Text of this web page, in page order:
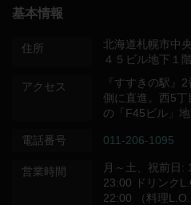
基本情報
住所
北海道札幌市中
４５ビル地下１
アクセス
『すすきの駅』
側に直進。西5
の「F45ビル」地
電話番号 011-206-1095
営業時間
月～土、祝前日:
23:00 ドリンク
22:00 （料理